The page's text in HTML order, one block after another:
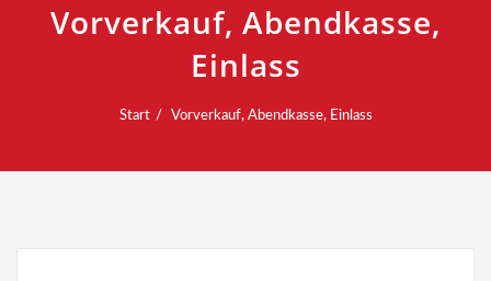
Vorverkauf, Abendkasse,
Einlass
Start Vorverkauf, Abendkasse, Einlass